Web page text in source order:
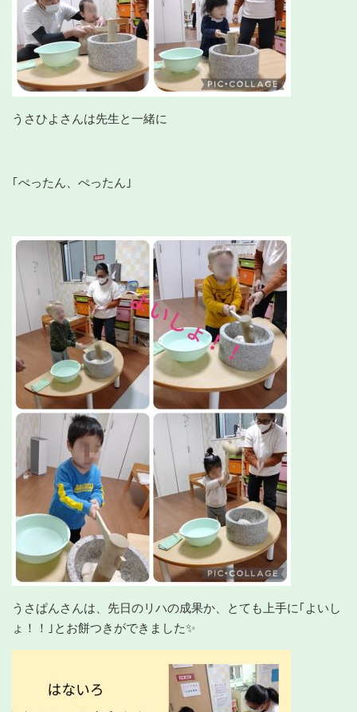
うさひよさんは先生と一緒に
｢ぺったん、ぺったん｣
うさぱんさんは、先日のリハの成果か、とても上手に｢よいし
ょ！！｣とお餅つきができました✨